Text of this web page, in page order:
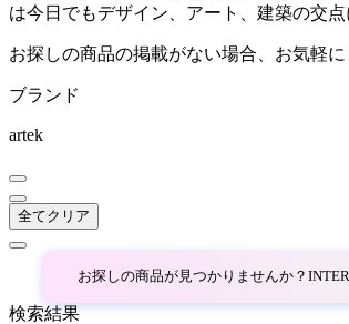
aluna
アルナ
アンドリューワールド
ANONIMA CASTELLI
は今日でもデザイン、アート、建築の交
お探しの商品の掲載がない場合、お気軽に
ブランド
artek
全てクリア
お探しの商品が見つかりませんか？
検索結果